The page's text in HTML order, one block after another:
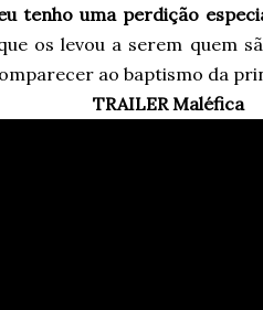
tenho uma perdição
os levou a serem quem
ao baptismo da
TRAILER Maléfica